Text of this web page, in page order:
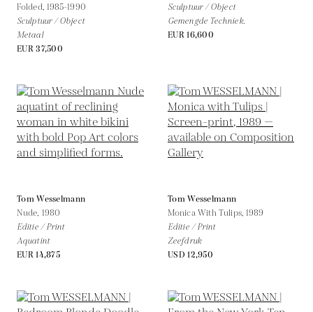
Folded, 1985-1990
Sculptuur / Object
Metaal
EUR 37,500
Sculptuur / Object
Gemengde Techniek.
EUR 16,600
Tom Wesselmann
Nude, 1980
Editie / Print
Aquatint
EUR 14,875
Tom Wesselmann
Monica With Tulips, 1989
Editie / Print
Zeefdruk
USD 12,950